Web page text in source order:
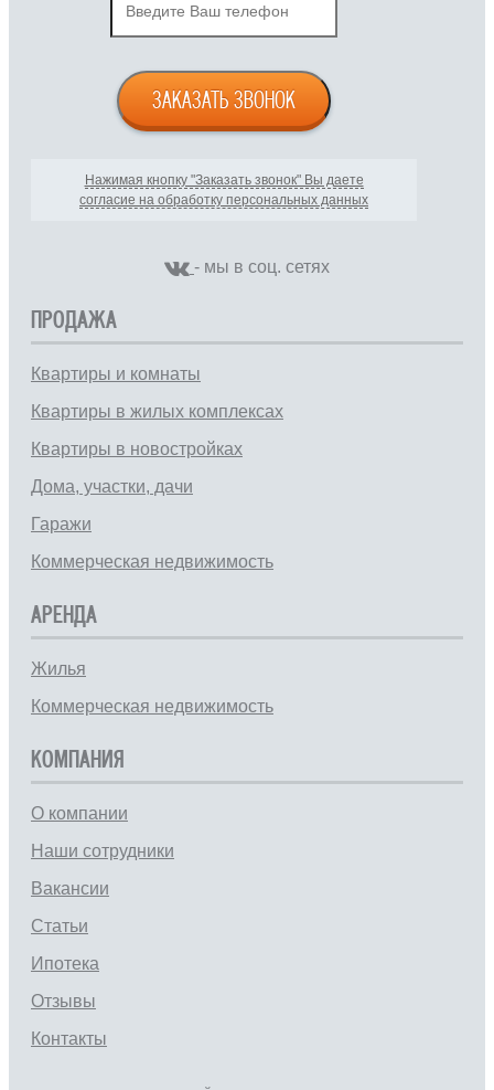
ЗАКАЗАТЬ ЗВОНОК
Нажимая кнопку "Заказать звонок" Вы даете
согласие на обработку персональных данных
- мы в соц. сетях
ПРОДАЖА
Квартиры и комнаты
Квартиры в жилых комплексах
Квартиры в новостройках
Дома, участки, дачи
Гаражи
Коммерческая недвижимость
АРЕНДА
Жилья
Коммерческая недвижимость
КОМПАНИЯ
О компании
Наши сотрудники
Вакансии
Статьи
Ипотека
Отзывы
Контакты